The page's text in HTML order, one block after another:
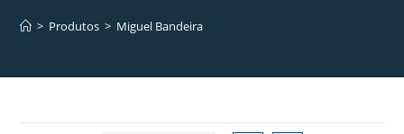
> Produtos > Miguel Bandeira